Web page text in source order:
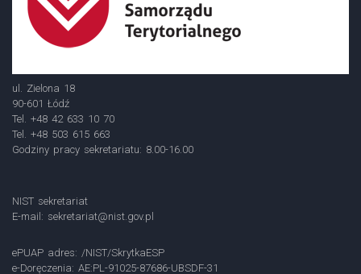
ul. Zielona 18
90-601 Łódź
Tel. +48 42 633 10 70
Tel. +48 503 615 663
Godziny pracy sekretariatu: 8.00-16.00
NIST sekretariat
E-mail: sekretariat@nist.gov.pl
ePUAP adres: /NIST/SkrytkaESP
e-Doręczenia: AE:PL-91025-87686-UBSDF-31